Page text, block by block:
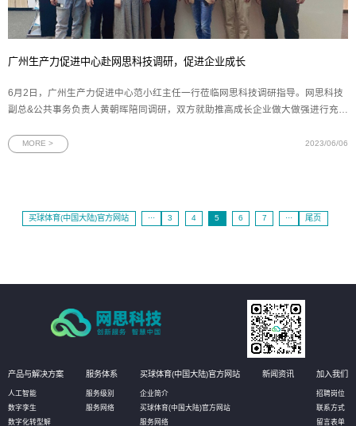
广州生产力促进中心赴网思科技调研，促进企业成长
6月2日，广州生产力促进中心范小红主任一行莅临网思科技调研指导。网思科技
副总&公共事务负责人黄朝晖陪同调研，双方就助推高成长企业做大做强进行充分
绍了公司的经营情况、产品及解决方案的示范案例、荣誉资质、发明技术专利和
MORE > 2023/06/06
买球体育(中国大陆)官方网站 ··· 3 4 5 6 7 ··· 尾页
产品与解决方案
人工智能
数字孪生
数字化转型解
服务体系
服务级别
服务网络
买球体育(中国大陆)官方网站
企业简介
买球体育(中国大陆)官方网站
服务网络
新闻资讯 加入我们
招聘岗位
联系方式
留言表单